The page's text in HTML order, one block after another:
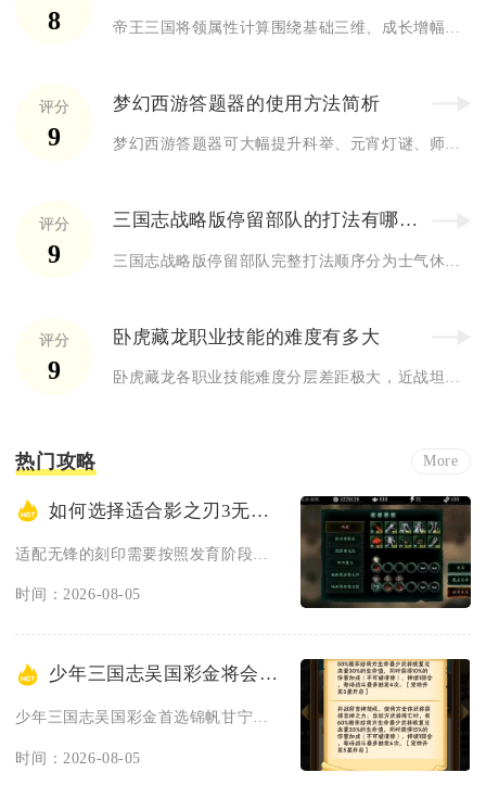
8
评分
9
梦幻西游答题器的使用方法简析
梦幻西游答题器可大幅提升科举、元宵灯谜、师门问答等全游戏答题...
评分
9
三国志战略版停留部队的打法有哪些顺序
评分
9
卧虎藏龙职业技能的难度有多大
卧虎藏龙各职业技能难度分层差距极大，近战坦系上手门槛最低，远...
热门攻略 More
如何选择适合影之刃3无锋的刻印
时间：2026-08-05
少年三国志吴国彩金将会选择哪一个
时间：2026-08-05